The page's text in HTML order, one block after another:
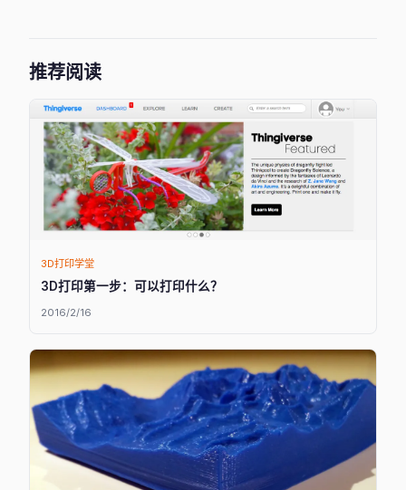
推荐阅读
3D打印学堂
3D打印第一步：可以打印什么？
2016/2/16